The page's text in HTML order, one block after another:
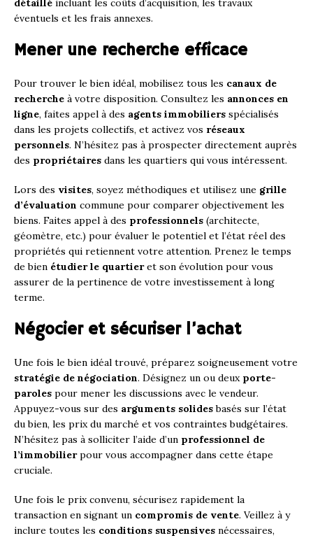
détaillé incluant les coûts d’acquisition, les travaux
éventuels et les frais annexes.
Mener une recherche efficace
Pour trouver le bien idéal, mobilisez tous les canaux de
recherche à votre disposition. Consultez les annonces en
ligne, faites appel à des agents immobiliers spécialisés
dans les projets collectifs, et activez vos réseaux
personnels. N’hésitez pas à prospecter directement auprès
des propriétaires dans les quartiers qui vous intéressent.
Lors des visites, soyez méthodiques et utilisez une grille
d’évaluation commune pour comparer objectivement les
biens. Faites appel à des professionnels (architecte,
géomètre, etc.) pour évaluer le potentiel et l’état réel des
propriétés qui retiennent votre attention. Prenez le temps
de bien étudier le quartieret son évolution pour vous
assurer de la pertinence de votre investissement à long
terme.
Négocier et sécuriser l’achat
Une fois le bien idéal trouvé, préparez soigneusement votre
stratégie de négociation. Désignez un ou deux porte-
paroles pour mener les discussions avec le vendeur.
Appuyez-vous sur des arguments solidesbasés sur l’état
du bien, les prix du marché et vos contraintes budgétaires.
N’hésitez pas à solliciter l’aide d’un professionnel de
l’immobilierpour vous accompagner dans cette étape
cruciale.
Une fois le prix convenu, sécurisez rapidement la
transaction en signant un compromis de vente. Veillez à y
inclure toutes les conditions suspensives nécessaires,